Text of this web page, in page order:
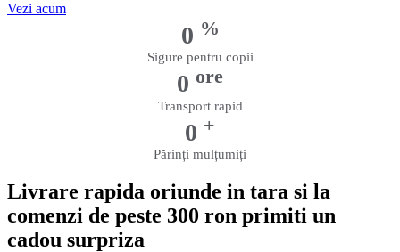
Vezi acum
0 %
Sigure pentru copii
0 ore
Transport rapid
0 +
Părinți mulțumiți
Livrare rapida oriunde in tara si la
comenzi de peste 300 ron primiti un
cadou surpriza